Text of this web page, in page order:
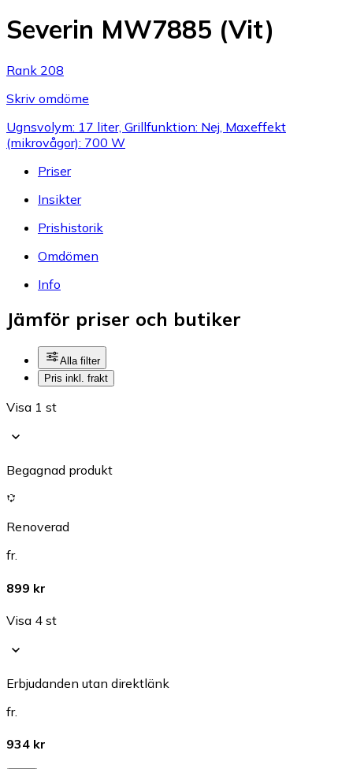
Severin MW7885 (Vit)
Rank 208
Skriv omdöme
Ugnsvolym: 17 liter, Grillfunktion: Nej, Maxeffekt
(mikrovågor): 700 W
Priser
Insikter
Prishistorik
Omdömen
Info
Jämför priser och butiker
Alla filter
Pris inkl. frakt
Visa 1 st
Begagnad produkt
Renoverad
fr.
899 kr
Visa 4 st
Erbjudanden utan direktlänk
fr.
934 kr